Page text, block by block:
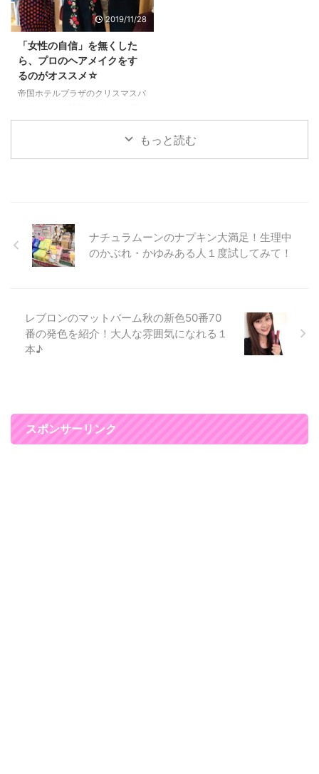
ネオコートファンデーションをイ
ベント内でも試して、 今普段も
このコスメを使うと毛穴レスな透
明感のある美肌になれるんです
(*^▽^*) コフレドールのスキンイ
リュージョンプライマーUVは毛
まずは、こちら。 化粧下地のス
キンイリュージョンプライマー
ザインの感が選べるのが楽しいで
すよね(*^▽^*) 今回新たに発売さ
2019/11/28
「女性の自信」を無くした
ら、プロのヘアメイクをす
るのがオススメ☆
帝国ホテルプラザのクリスマスパ
ってきました(^^)/ 帝国ホテルや
帝国ホテルプラザって落ち着きが
リアウィズでヘアセット♪髪が変
わると気分が上がって写真写りが
よくなる♪ ヘアセットは新宿にあ
るエミリアウィズでやってもらい
私は、今回初 ...
もっと読む
ナチュラムーンのナプキン大満足！生理中
のかぶれ・かゆみある人１度試してみて！
レブロンのマットバーム秋の新色50番70
番の発色を紹介！大人な雰囲気になれる１
本♪
スポンサーリンク